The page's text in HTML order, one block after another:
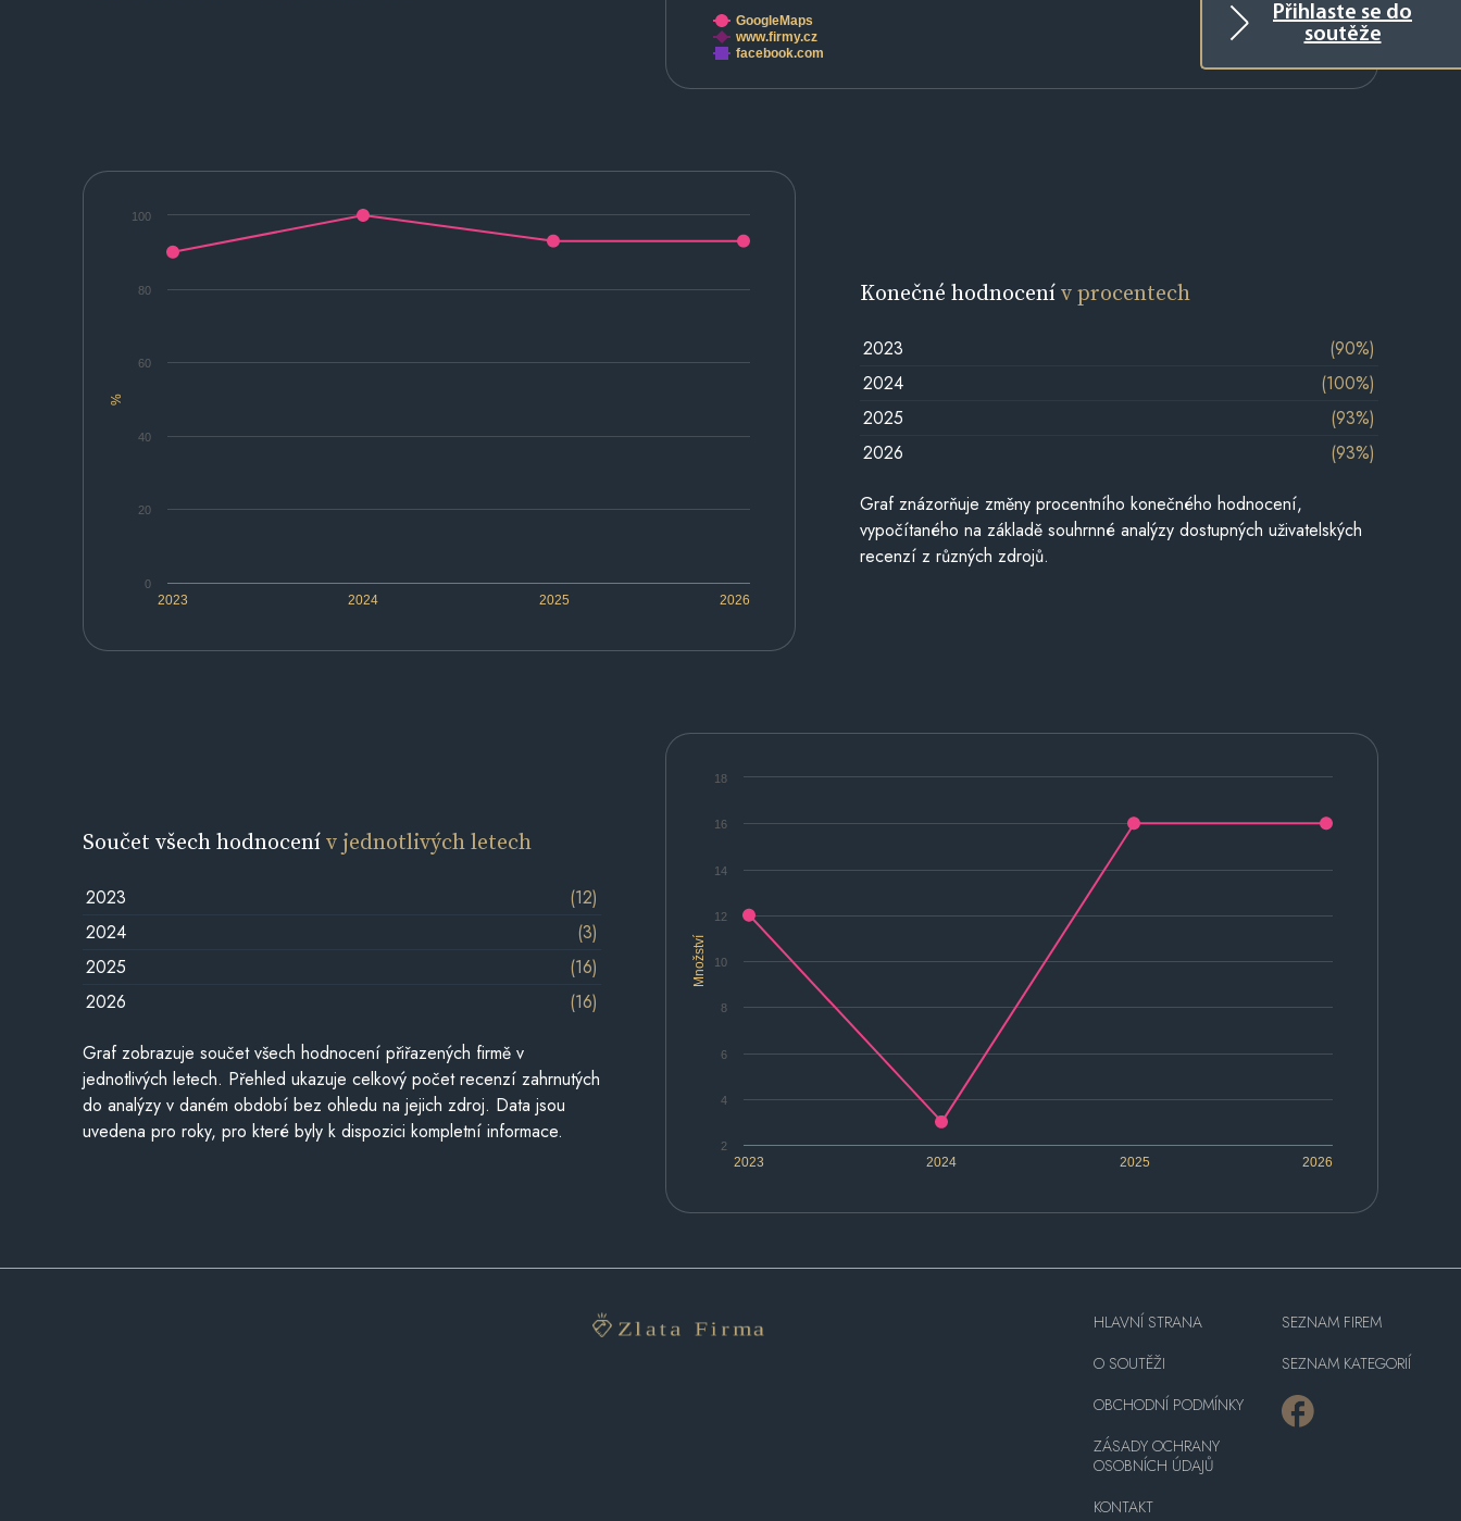
Přihlaste se do
soutěže
GoogleMaps
www.firmy.cz
facebook.com
%
2023 2024 2025 2026
0
20
40
60
80
100
Konečné hodnocenív procentech
2023
(90%)
2024
(100%)
2025
(93%)
2026
(93%)
Graf znázorňuje změny procentního konečného hodnocení,
vypočítaného na základě souhrnné analýzy dostupných uživatelských
recenzí z různých zdrojů.
Množství
2023 2024 2025 2026
2
4
6
8
10
12
14
16
18
Součet všech hodnocenív jednotlivých letech
2023
(12)
2024
(3)
2025
(16)
2026
(16)
Graf zobrazuje součet všech hodnocení přiřazených firmě v
jednotlivých letech. Přehled ukazuje celkový počet recenzí zahrnutých
do analýzy v daném období bez ohledu na jejich zdroj. Data jsou
uvedena pro roky, pro které byly k dispozici kompletní informace.
HLAVNÍ STRANA
O SOUTĚŽI
OBCHODNÍ PODMÍNKY
ZÁSADY OCHRANY
OSOBNÍCH ÚDAJŮ
KONTAKT
SEZNAM FIREM
SEZNAM KATEGORIÍ